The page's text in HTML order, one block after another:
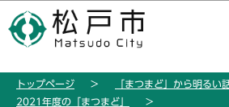
の
ー
このページの本文へ
トップページ
「まつまど」から明るい
2021年度の「まつまど」